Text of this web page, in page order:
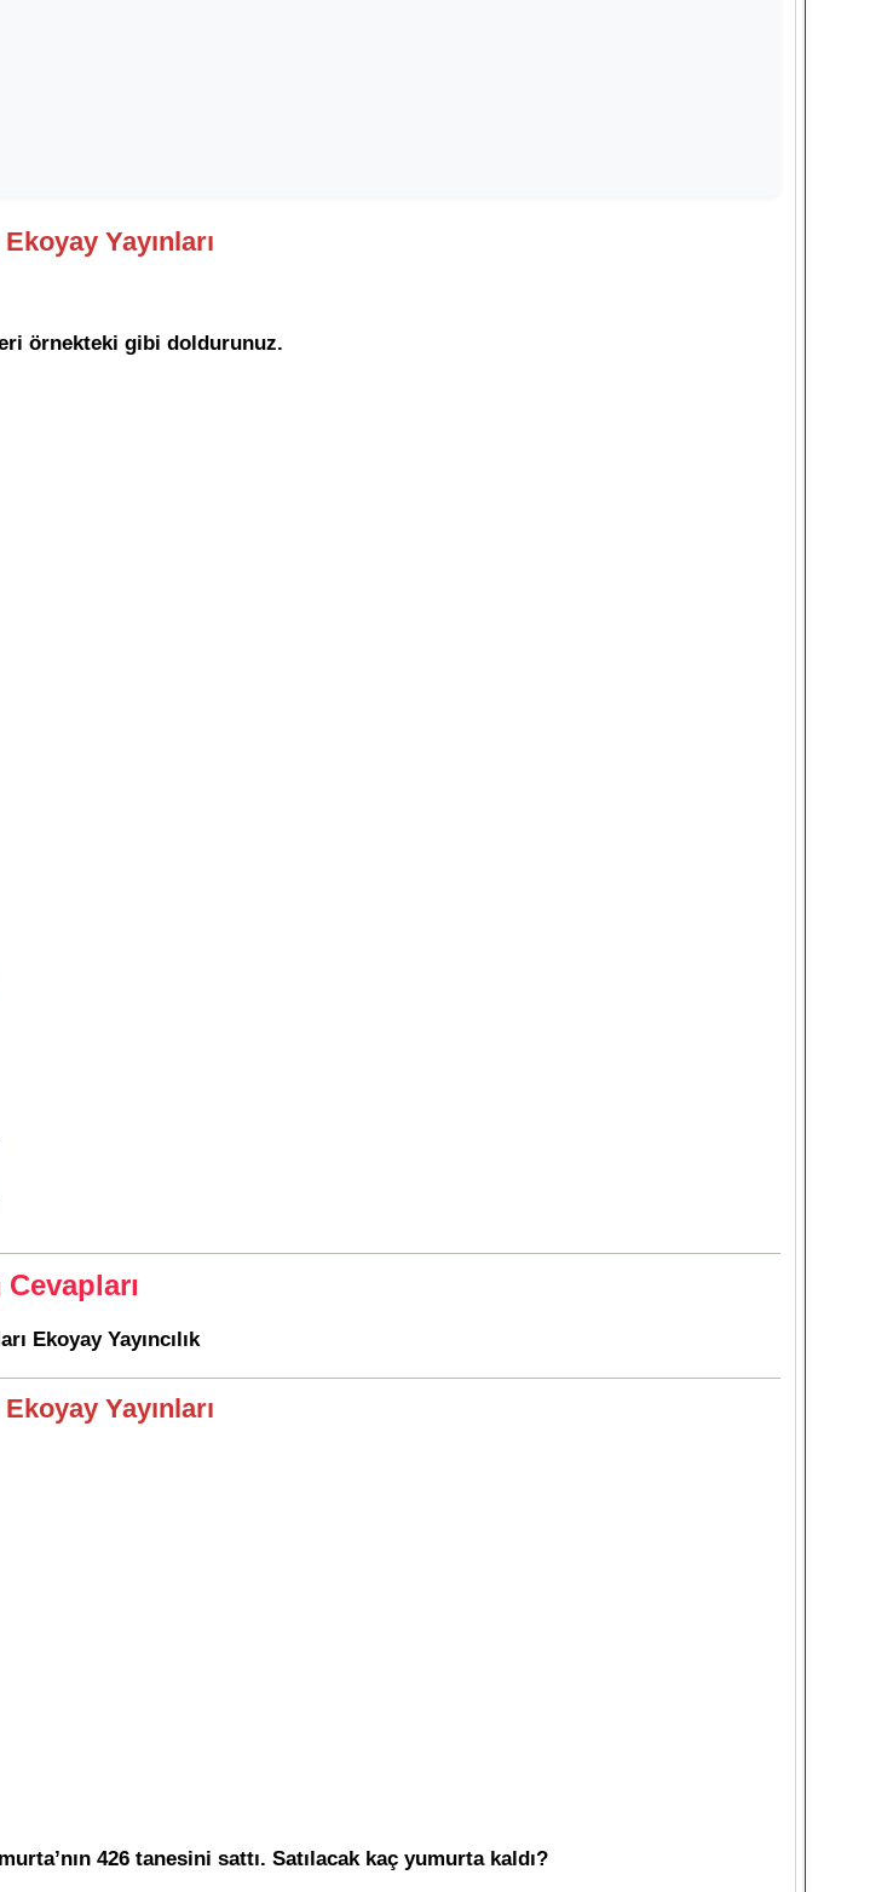
Yayınları
örnekteki gibi doldurunuz.
Ekoyay Yayıncılık
Yayınları
426 tanesini sattı. Satılacak kaç yumurta kaldı?